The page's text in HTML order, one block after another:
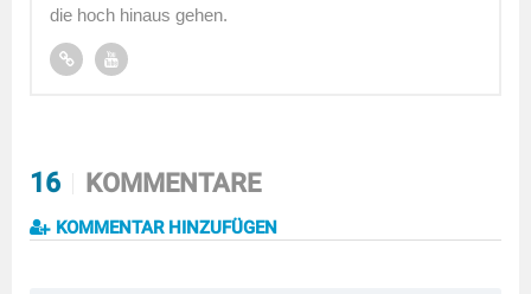
die hoch hinaus gehen.
16 KOMMENTARE
KOMMENTAR HINZUFÜGEN